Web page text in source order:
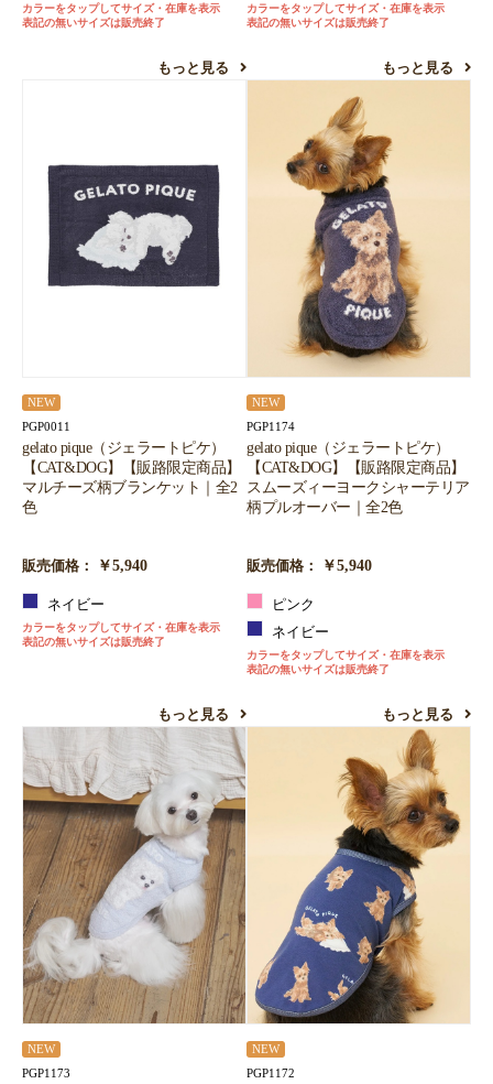
カラーをタップしてサイズ・在庫を表示
表記の無いサイズは販売終了
もっと見る
カラーをタップしてサイズ・在庫を表示
表記の無いサイズは販売終了
もっと見る
NEW
PGP0011
gelato pique（ジェラートピケ）
【CAT&DOG】【販路限定商品】
マルチーズ柄ブランケット｜全2
色
販売価格： ￥5,940
ネイビー
カラーをタップしてサイズ・在庫を表示
表記の無いサイズは販売終了
もっと見る
NEW
PGP1174
gelato pique（ジェラートピケ）
【CAT&DOG】【販路限定商品】
スムーズィーヨークシャーテリア
柄プルオーバー｜全2色
販売価格： ￥5,940
ピンク
ネイビー
カラーをタップしてサイズ・在庫を表示
表記の無いサイズは販売終了
もっと見る
NEW
PGP1173
NEW
PGP1172